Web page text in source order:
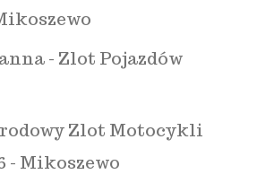
- Zlot Pojazdów
Zlot Motocykli
- Mikoszewo